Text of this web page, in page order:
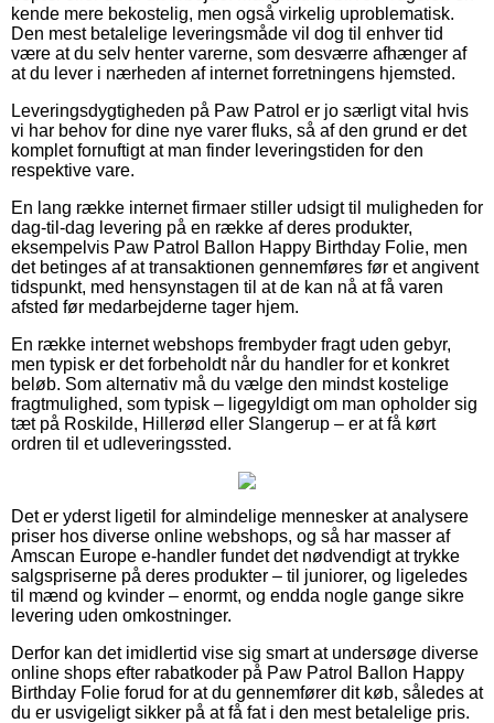
kende mere bekostelig, men også virkelig uproblematisk.
Den mest betalelige leveringsmåde vil dog til enhver tid
være at du selv henter varerne, som desværre afhænger af
at du lever i nærheden af internet forretningens hjemsted.
Leveringsdygtigheden på Paw Patrol er jo særligt vital hvis
vi har behov for dine nye varer fluks, så af den grund er det
komplet fornuftigt at man finder leveringstiden for den
respektive vare.
En lang række internet firmaer stiller udsigt til muligheden for
dag-til-dag levering på en række af deres produkter,
eksempelvis Paw Patrol Ballon Happy Birthday Folie, men
det betinges af at transaktionen gennemføres før et angivent
tidspunkt, med hensynstagen til at de kan nå at få varen
afsted før medarbejderne tager hjem.
En række internet webshops frembyder fragt uden gebyr,
men typisk er det forbeholdt når du handler for et konkret
beløb. Som alternativ må du vælge den mindst kostelige
fragtmulighed, som typisk – ligegyldigt om man opholder sig
tæt på Roskilde, Hillerød eller Slangerup – er at få kørt
ordren til et udleveringssted.
Det er yderst ligetil for almindelige mennesker at analysere
priser hos diverse online webshops, og så har masser af
Amscan Europe e-handler fundet det nødvendigt at trykke
salgspriserne på deres produkter – til juniorer, og ligeledes
til mænd og kvinder – enormt, og endda nogle gange sikre
levering uden omkostninger.
Derfor kan det imidlertid vise sig smart at undersøge diverse
online shops efter rabatkoder på Paw Patrol Ballon Happy
Birthday Folie forud for at du gennemfører dit køb, således at
du er usvigeligt sikker på at få fat i den mest betalelige pris.